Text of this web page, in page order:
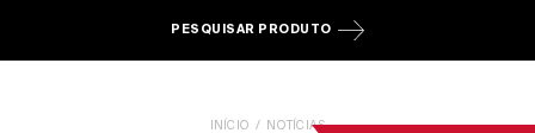
PESQUISAR PRODUTO
INÍCIO NOTÍCIAS